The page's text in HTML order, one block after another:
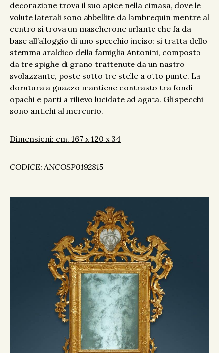
decorazione trova il suo apice nella cimasa, dove le
volute laterali sono abbellite da lambrequin mentre al
centro si trova un mascherone urlante che fa da
base all’alloggio di uno specchio inciso; si tratta dello
stemma araldico della famiglia Antonini, composto
da tre spighe di grano trattenute da un nastro
svolazzante, poste sotto tre stelle a otto punte. La
doratura a guazzo mantiene contrasto tra fondi
opachi e parti a rilievo lucidate ad agata. Gli specchi
sono antichi al mercurio.
Dimensioni: cm. 167 x 120 x 34
CODICE: ANCOSP0192815